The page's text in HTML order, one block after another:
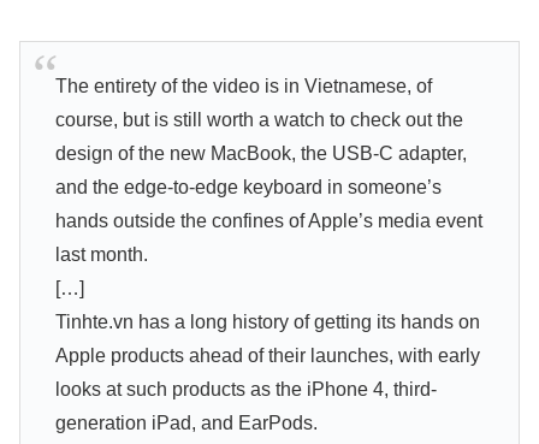
The entirety of the video is in Vietnamese, of
course, but is still worth a watch to check out the
design of the new MacBook, the USB-C adapter,
and the edge-to-edge keyboard in someone’s
hands outside the confines of Apple’s media event
last month.
[…]
Tinhte.vn has a long history of getting its hands on
Apple products ahead of their launches, with early
looks at such products as the iPhone 4, third-
generation iPad, and EarPods.